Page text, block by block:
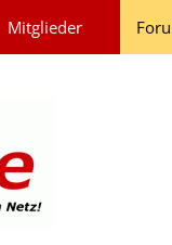
Mitglieder